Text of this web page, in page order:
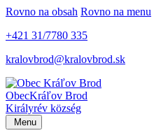
Rovno na obsah Rovno na menu
+421 31/7780 335
kralovbrod@kralovbrod.sk
ObecKráľov Brod
Királyrév község
Menu